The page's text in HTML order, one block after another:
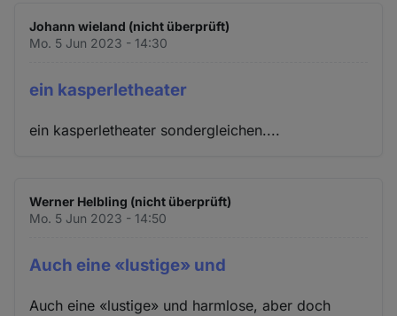
Johann wieland (nicht überprüft)
Mo. 5 Jun 2023 - 14:30
ein kasperletheater
ein kasperletheater sondergleichen....
Werner Helbling (nicht überprüft)
Mo. 5 Jun 2023 - 14:50
Auch eine «lustige» und
Auch eine «lustige» und harmlose, aber doch